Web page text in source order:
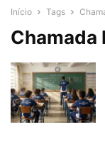
Início Tags
Chamada